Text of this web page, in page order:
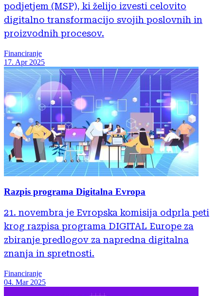
podjetjem (MSP), ki želijo izvesti celovito
digitalno transformacijo svojih poslovnih in
proizvodnih procesov.
Financiranje
17. Apr 2025
Razpis programa Digitalna Evropa
21. novembra je Evropska komisija odprla peti
krog razpisa programa DIGITAL Europe za
zbiranje predlogov za napredna digitalna
znanja in spretnosti.
Financiranje
04. Mar 2025